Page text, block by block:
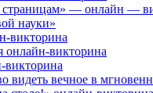
страницам» — онлайн —
науки»
викторина
онлайн-викторина
видеть вечное в